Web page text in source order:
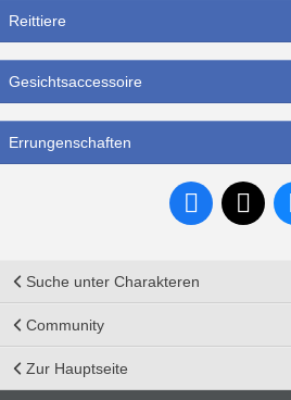
Reittiere
Gesichtsaccessoire
Errungenschaften
Suche unter Charakteren
Community
Zur Hauptseite